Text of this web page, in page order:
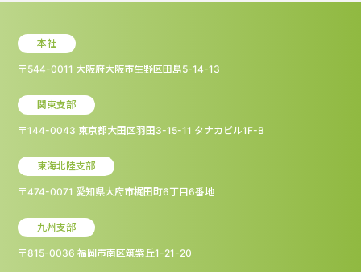
本社
〒544-0011 大阪府大阪市生野区田島5-14-13
関東支部
〒144-0043 東京都大田区羽田3-15-11 タナカビル1F-B
東海北陸支部
〒474-0071 愛知県大府市梶田町6丁目6番地
九州支部
〒815-0036 福岡市南区筑紫丘1-21-20